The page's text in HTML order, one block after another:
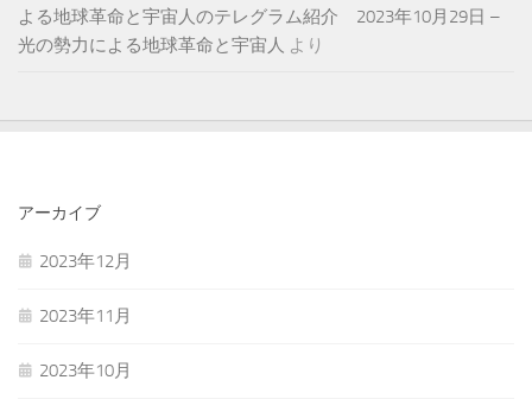
よる地球革命と宇宙人のテレグラム紹介 2023年10月29日 –
光の勢力による地球革命と宇宙人 より
アーカイブ
2023年12月
2023年11月
2023年10月